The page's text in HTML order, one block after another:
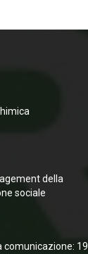
della
sociale
comunicazione: 19